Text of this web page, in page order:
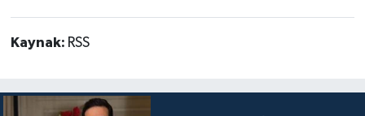
Kaynak: RSS